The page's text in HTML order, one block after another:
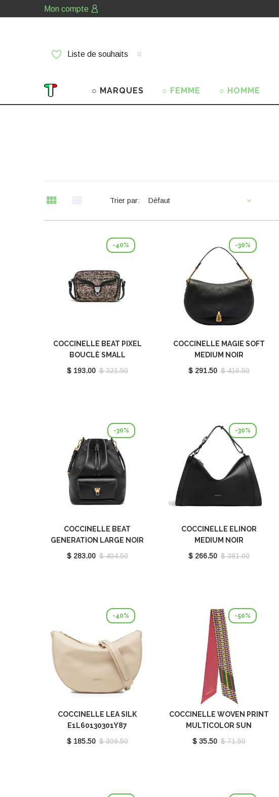
Mon compte
Liste de souhaits 0
○ MARQUES ○ FEMME ○ HOMME
Trier par: Défaut
-40%
COCCINELLE BEAT PIXEL
BOUCLÈ SMALL
MULTICOLOR PULP
$ 193.00 $ 321.50
-30%
COCCINELLE MAGIE SOFT
MEDIUM NOIR
E1PQR180301001
$ 291.50 $ 416.50
-30%
COCCINELLE BEAT
GENERATION LARGE NOIR
E1TFK230101001
$ 283.00 $ 404.50
-30%
COCCINELLE ELINOR
MEDIUM NOIR
E1TL5120201001
$ 266.50 $ 381.00
-40%
COCCINELLE LEA SILK
E1L60130301Y87
$ 185.50 $ 309.50
-50%
COCCINELLE WOVEN PRINT
MULTICOLOR SUN
E7FY1460401M77
$ 35.50 $ 71.50